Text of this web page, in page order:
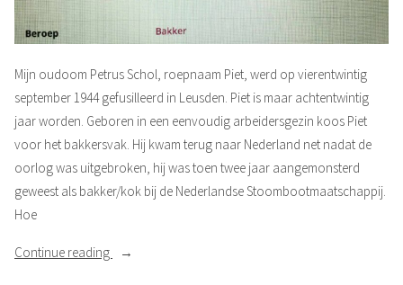
Mijn oudoom Petrus Schol, roepnaam Piet, werd op vierentwintig
september 1944 gefusilleerd in Leusden. Piet is maar achtentwintig
jaar worden. Geboren in een eenvoudig arbeidersgezin koos Piet
voor het bakkersvak. Hij kwam terug naar Nederland net nadat de
oorlog was uitgebroken, hij was toen twee jaar aangemonsterd
geweest als bakker/kok bij de Nederlandse Stoombootmaatschappij.
Hoe
Continue reading
“Overgeleverd